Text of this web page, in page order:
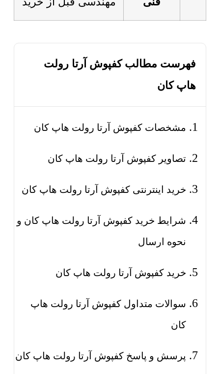
فهرست مطالب کفپوش آرتا رولت
هاپ کان
مشخصات کفپوش آرتا رولت هاپ کان
تصاویر کفپوش آرتا رولت هاپ کان
خرید اینترنتی کفپوش آرتا رولت هاپ کان
شرایط خرید کفپوش آرتا رولت هاپ کان و
نحوه ارسال
خرید کفپوش آرتا رولت هاپ کان
سوالات متداول کفپوش آرتا رولت هاپ
کان
پرسش و پاسخ کفپوش آرتا رولت هاپ کان